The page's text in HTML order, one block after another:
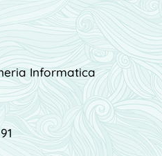
Informatica